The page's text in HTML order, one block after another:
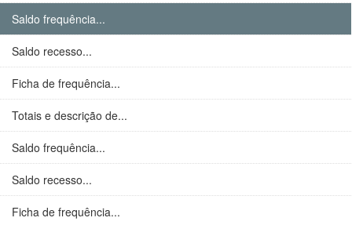
Saldo frequência...
Saldo recesso...
Ficha de frequência...
Totais e descrição de...
Saldo frequência...
Saldo recesso...
Ficha de frequência...